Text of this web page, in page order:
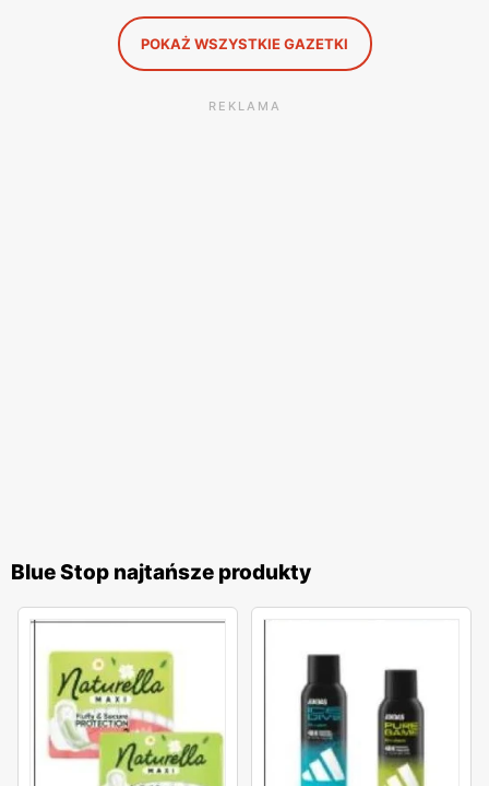
higieny w okazyjnych cenach. Gazetki promocyjne
zawierają całą gamę produktów.
POKAŻ WSZYSTKIE GAZETKI
REKLAMA
Blue Stop najtańsze produkty